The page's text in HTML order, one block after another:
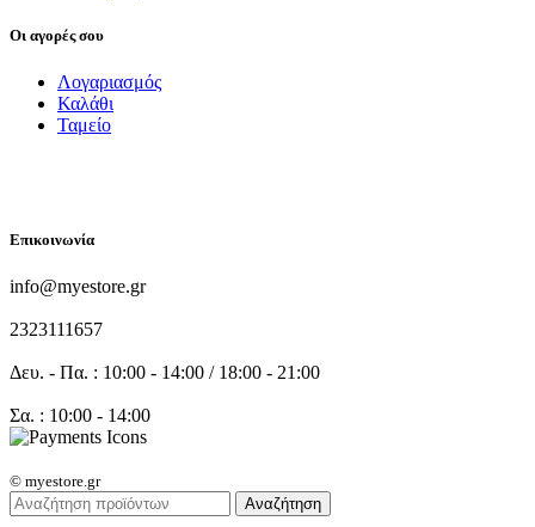
Οι αγορές σου
Λογαριασμός
Καλάθι
Ταμείο
Επικοινωνία
info@myestore.gr
2323111657
Δευ. - Πα. : 10:00 - 14:00 / 18:00 - 21:00
Σα. : 10:00 - 14:00
© myestore.gr
Αναζήτηση